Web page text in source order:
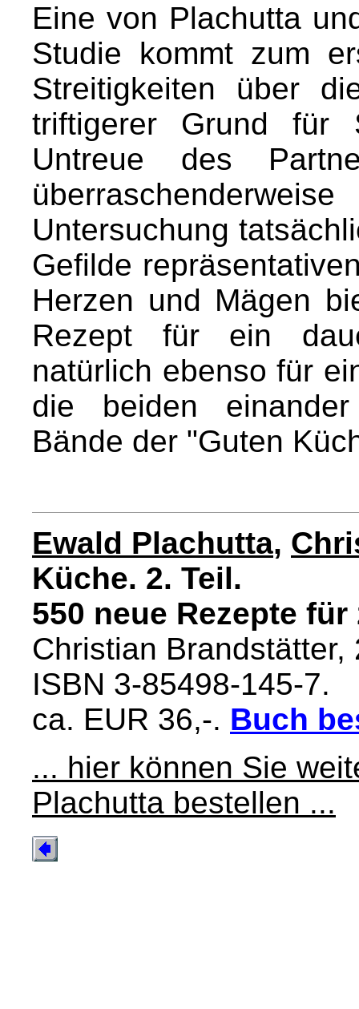
Eine von Plachutta
Studie kommt zum
Streitigkeiten über
triftigerer Grund für
Untreue des
Untersuchung
Gefilde
Herzen und Mägen
Rezept für ein
natürlich ebenso für
die beiden einander
Bände der "Guten
Ewald Plachutta,
Küche. 2. Teil.
550 neue Rezepte
Christian
ISBN 3-85498-145-7.
ca. EUR 36,-. Buch
... hier können Sie
Plachutta bestellen ...